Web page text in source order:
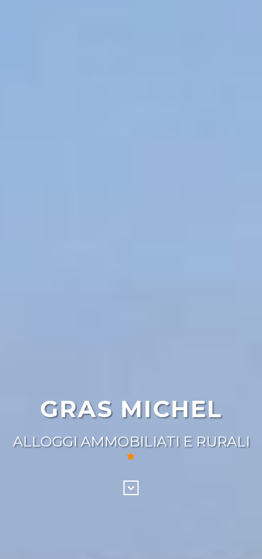
GRAS MICHEL
ALLOGGI AMMOBILIATI E RURALI